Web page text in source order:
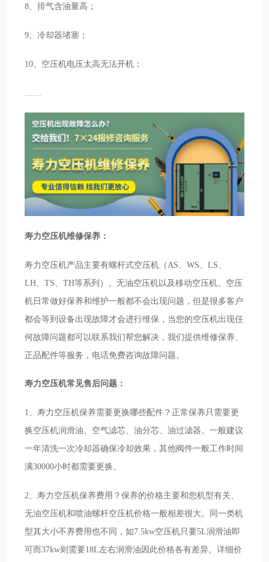
8、排气含油量高；
9、冷却器堵塞；
10、空压机电压太高无法开机；
寿力空压机维修保养：
寿力空压机产品主要有螺杆式空压机（AS、WS、LS、
LH、TS、TH等系列）、无油空压机以及移动空压机。空压
机日常做好保养和维护一般都不会出现问题，但是很多客户
都会等到设备出现故障才会进行维保，当您的空压机出现任
何故障问题都可以联系我们帮您解决，我们提供维修保养、
正品配件等服务，电话免费咨询故障问题。
寿力空压机常见售后问题：
1、寿力空压机保养需要更换哪些配件？正常保养只需要更
换空压机润滑油、空气滤芯、油分芯、油过滤器。一般建议
一年清洗一次冷却器确保冷却效果，其他阀件一般工作时间
满30000小时都需要更换。
2、寿力空压机保养费用？保养的价格主要和您机型有关、
无油空压机和喷油螺杆空压机价格一般相差很大。同一类机
型其大小不养费用也不同，如7.5kw空压机只要5L润滑油即
可而37kw则需要18L左右润滑油因此价格各有差异。详细价